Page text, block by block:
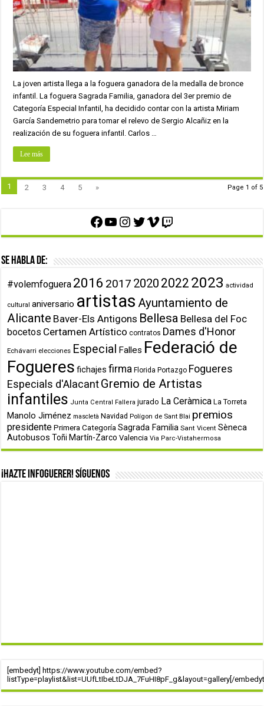
La joven artista llega a la foguera ganadora de la medalla de bronce
infantil. La foguera Sagrada Familia, ganadora del 3er premio de
Categoría Especial Infantil, ha decidido contar con la artista Miriam
García Sandemetrio para tomar el relevo de Sergio Alcañiz en la
realización de su foguera infantil. Carlos …
Lee más
Page 1 of 5
1 2 3 4 5 »
Facebook
YouTube
Instagram
Twitter
Vimeo
Twitch
Se habla de:
#volemfoguera 2016 2017 2020 2022 2023 actividad
cultural aniversario artistas Ayuntamiento de
Alicante Baver-Els Antigons Bellesa Bellesa del Foc
bocetos Certamen Artístico contratos Dames d'Honor
Echávarri elecciones Especial Falles Federació de
Fogueres fichajes firma Florida Portazgo Fogueres
Especials d'AlacantGremio de Artistas
infantiles Junta Central Fallera jurado La Ceràmica La Torreta
Manolo Jiménez mascletà Navidad Polígon de Sant Blai premios
presidente Primera Categoría Sagrada Familia Sant Vicent Sèneca
Autobusos Toñi Martín-Zarco Valencia Via Parc-Vistahermosa
¡Hazte infoguerer! Síguenos
[embedyt] https://www.youtube.com/embed?
listType=playlist&list=UUfLtIbeLtDJA_7FuHI8pF_g&layout=gallery[/